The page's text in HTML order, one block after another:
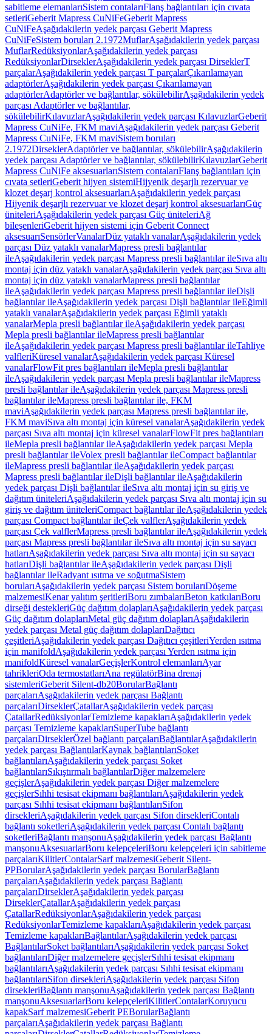
sabitleme elemanlarıSistem contalarıFlanş bağlantıları için cıvata
setleriGeberit Mapress CuNiFeGeberit Mapress
CuNiFeAşağıdakilerin yedek parçası Geberit Mapress
CuNiFeSistem boruları 2.1972MuflarAşağıdakilerin yedek parçası
MuflarRedüksiyonlarAşağıdakilerin yedek parçası
RedüksiyonlarDirseklerAşağıdakilerin yedek parçası DirseklerT
parçalarAşağıdakilerin yedek parçası T parçalarÇıkarılamayan
adaptörlerAşağıdakilerin yedek parçası Çıkarılamayan
adaptörlerAdaptörler ve bağlantılar, sökülebilirAşağıdakilerin yedek
parçası Adaptörler ve bağlantılar,
sökülebilirKılavuzlarAşağıdakilerin yedek parçası KılavuzlarGeberit
Mapress CuNiFe, FKM maviAşağıdakilerin yedek parçası Geberit
Mapress CuNiFe, FKM maviSistem boruları
2.1972DirseklerAdaptörler ve bağlantılar, sökülebilirAşağıdakilerin
yedek parçası Adaptörler ve bağlantılar, sökülebilirKılavuzlarGeberit
Mapress CuNiFe aksesuarlarıSistem contalarıFlanş bağlantıları için
cıvata setleriGeberit hijyen sistemiHijyenik deşarjlı rezervuar ve
klozet deşarj kontrol aksesuarlarıAşağıdakilerin yedek parçası
Hijyenik deşarjlı rezervuar ve klozet deşarj kontrol aksesuarlarıGüç
üniteleriAşağıdakilerin yedek parçası Güç üniteleriAğ
bileşenleriGeberit hijyen sistemi için Geberit Connect
aksesuarıSensörlerVanalarDüz yataklı vanalarAşağıdakilerin yedek
parçası Düz yataklı vanalarMapress presli bağlantılar
ileAşağıdakilerin yedek parçası Mapress presli bağlantılar ileSıva altı
montaj için düz yataklı vanalarAşağıdakilerin yedek parçası Sıva altı
montaj için düz yataklı vanalarMapress presli bağlantılar
ileAşağıdakilerin yedek parçası Mapress presli bağlantılar ileDişli
bağlantılar ileAşağıdakilerin yedek parçası Dişli bağlantılar ileEğimli
yataklı vanalarAşağıdakilerin yedek parçası Eğimli yataklı
vanalarMepla presli bağlantılar ileAşağıdakilerin yedek parçası
Mepla presli bağlantılar ileMapress presli bağlantılar
ileAşağıdakilerin yedek parçası Mapress presli bağlantılar ileTahliye
valfleriKüresel vanalarAşağıdakilerin yedek parçası Küresel
vanalarFlowFit pres bağlantıları ileMepla presli bağlantılar
ileAşağıdakilerin yedek parçası Mepla presli bağlantılar ileMapress
presli bağlantılar ileAşağıdakilerin yedek parçası Mapress presli
bağlantılar ileMapress presli bağlantılar ile, FKM
maviAşağıdakilerin yedek parçası Mapress presli bağlantılar ile,
FKM maviSıva altı montaj için küresel vanalarAşağıdakilerin yedek
parçası Sıva altı montaj için küresel vanalarFlowFit pres bağlantıları
ileMepla presli bağlantılar ileAşağıdakilerin yedek parçası Mepla
presli bağlantılar ileVolex presli bağlantılar ileCompact bağlantılar
ileMapress presli bağlantılar ileAşağıdakilerin yedek parçası
Mapress presli bağlantılar ileDişli bağlantılar ileAşağıdakilerin
yedek parçası Dişli bağlantılar ileSıva altı montaj için su giriş ve
dağıtım üniteleriAşağıdakilerin yedek parçası Sıva altı montaj için su
giriş ve dağıtım üniteleriCompact bağlantılar ileAşağıdakilerin yedek
parçası Compact bağlantılar ileÇek valflerAşağıdakilerin yedek
parçası Çek valflerMapress presli bağlantılar ileAşağıdakilerin yedek
parçası Mapress presli bağlantılar ileSıva altı montaj için su sayacı
hatlarıAşağıdakilerin yedek parçası Sıva altı montaj için su sayacı
hatlarıDişli bağlantılar ileAşağıdakilerin yedek parçası Dişli
bağlantılar ileRadyant ısıtma ve soğutmaSistem
borularıAşağıdakilerin yedek parçası Sistem borularıDöşeme
malzemesiKenar yalıtım şeritleriBoru zımbalarıBeton katkılarıBoru
dirseği destekleriGüç dağıtım dolaplarıAşağıdakilerin yedek parçası
Güç dağıtım dolaplarıMetal güç dağıtım dolaplarıAşağıdakilerin
yedek parçası Metal güç dağıtım dolaplarıDağıtıcı
çeşitleriAşağıdakilerin yedek parçası Dağıtıcı çeşitleriYerden ısıtma
için manifoldAşağıdakilerin yedek parçası Yerden ısıtma için
manifoldKüresel vanalarGeçişlerKontrol elemanlarıAyar
tahrikleriOda termostatlarıAna regülatörBina drenaj
sistemleriGeberit Silent-db20BorularBağlantı
parçalarıAşağıdakilerin yedek parçası Bağlantı
parçalarıDirseklerÇatallarAşağıdakilerin yedek parçası
ÇatallarRedüksiyonlarTemizleme kapaklarıAşağıdakilerin yedek
parçası Temizleme kapaklarıSuperTube bağlantı
parçalarıDirseklerÖzel bağlantı parçalarıBağlantılarAşağıdakilerin
yedek parçası BağlantılarKaynak bağlantılarıSoket
bağlantılarıAşağıdakilerin yedek parçası Soket
bağlantılarıSıkıştırmalı bağlantılarDiğer malzemelere
geçişlerAşağıdakilerin yedek parçası Diğer malzemelere
geçişlerSıhhi tesisat ekipmanı bağlantılarıAşağıdakilerin yedek
parçası Sıhhi tesisat ekipmanı bağlantılarıSifon
dirsekleriAşağıdakilerin yedek parçası Sifon dirsekleriContalı
bağlantı soketleriAşağıdakilerin yedek parçası Contalı bağlantı
soketleriBağlantı manşonuAşağıdakilerin yedek parçası Bağlantı
manşonuAksesuarlarBoru kelepçeleriBoru kelepçeleri için sabitleme
parçalarıKilitlerContalarSarf malzemesiGeberit Silent-
PPBorularAşağıdakilerin yedek parçası BorularBağlantı
parçalarıAşağıdakilerin yedek parçası Bağlantı
parçalarıDirseklerAşağıdakilerin yedek parçası
DirseklerÇatallarAşağıdakilerin yedek parçası
ÇatallarRedüksiyonlarAşağıdakilerin yedek parçası
RedüksiyonlarTemizleme kapaklarıAşağıdakilerin yedek parçası
Temizleme kapaklarıBağlantılarAşağıdakilerin yedek parçası
BağlantılarSoket bağlantılarıAşağıdakilerin yedek parçası Soket
bağlantılarıDiğer malzemelere geçişlerSıhhi tesisat ekipmanı
bağlantılarıAşağıdakilerin yedek parçası Sıhhi tesisat ekipmanı
bağlantılarıSifon dirsekleriAşağıdakilerin yedek parçası Sifon
dirsekleriBağlantı manşonuAşağıdakilerin yedek parçası Bağlantı
manşonuAksesuarlarBoru kelepçeleriKilitlerContalarKoruyucu
kapakSarf malzemesiGeberit PEBorularBağlantı
parçalarıAşağıdakilerin yedek parçası Bağlantı